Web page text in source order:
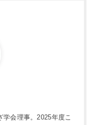
学会理事。2025年度こ